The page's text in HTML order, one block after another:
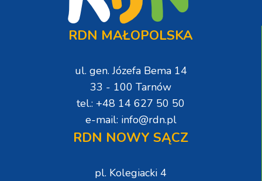
RDN MAŁOPOLSKA
ul. gen. Józefa Bema 14
33 - 100 Tarnów
tel.: +48 14 627 50 50
e-mail: info@rdn.pl
RDN NOWY SĄCZ
pl. Kolegiacki 4